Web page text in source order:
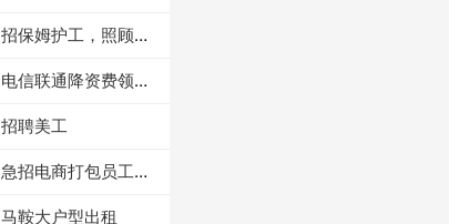
招保姆护工，照顾病
电信联通降资费领价
招聘美工
急招电商打包员工作
马鞍大户型出租